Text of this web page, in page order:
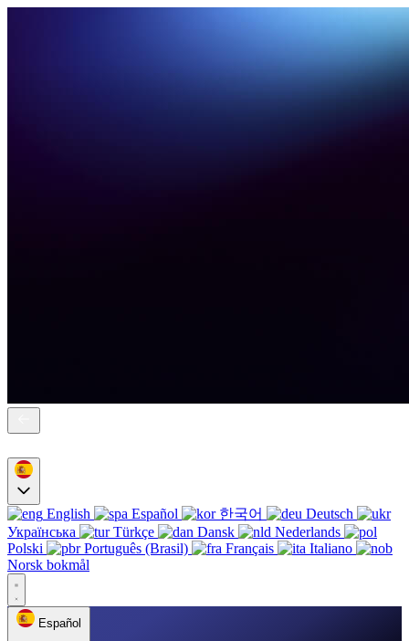
English Español 한국어
Deutsch
Українська
Türkçe Dansk
Nederlands
Polski
Português (Brasil) Français
Italiano
Norsk bokmål
Español